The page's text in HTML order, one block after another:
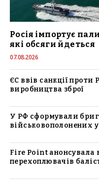
Росія імпортує
які обсяги йдеться
07.08.2026
ЄС ввів санкції проти
виробництва зброї
У РФ сформували
військовополонених
Fire Point анонсувала
перехоплювачів